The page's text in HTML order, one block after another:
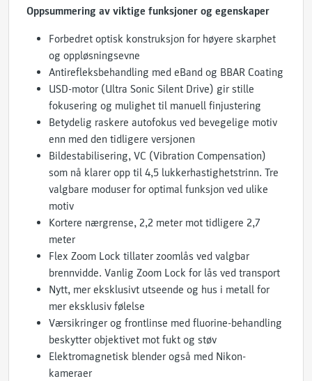
Oppsummering av viktige funksjoner og egenskaper
Forbedret optisk konstruksjon for høyere skarphet
og oppløsningsevne
Antirefleksbehandling med eBand og BBAR Coating
USD-motor (Ultra Sonic Silent Drive) gir stille
fokusering og mulighet til manuell finjustering
Betydelig raskere autofokus ved bevegelige motiv
enn med den tidligere versjonen
Bildestabilisering, VC (Vibration Compensation)
som nå klarer opp til 4,5 lukkerhastighetstrinn. Tre
valgbare moduser for optimal funksjon ved ulike
motiv
Kortere nærgrense, 2,2 meter mot tidligere 2,7
meter
Flex Zoom Lock tillater zoomlås ved valgbar
brennvidde. Vanlig Zoom Lock for lås ved transport
Nytt, mer eksklusivt utseende og hus i metall for
mer eksklusiv følelse
Værsikringer og frontlinse med fluorine-behandling
beskytter objektivet mot fukt og støv
Elektromagnetisk blender også med Nikon-
kameraer